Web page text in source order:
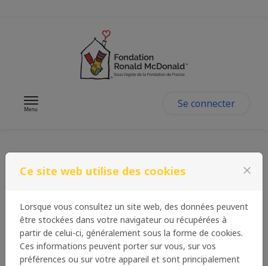
Passer au contenu
Menu Se connecter
Prix Fondation
Ronald McDonald
Ouvert aux associations à but non lucratif intervenant en
France Métropolitaine
Ce site web utilise des cookies close
Lorsque vous consultez un site web, des données peuvent
être stockées dans votre navigateur ou récupérées à
partir de celui-ci, généralement sous la forme de cookies.
Ces informations peuvent porter sur vous, sur vos
préférences ou sur votre appareil et sont principalement